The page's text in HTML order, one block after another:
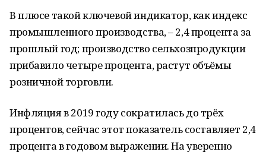
В плюсе такой ключевой индикатор, как индекс
промышленного производства, – 2,4 процента за
прошлый год; производство сельхозпродукции
прибавило четыре процента, растут объёмы
розничной торговли.
Инфляция в 2019 году сократилась до трёх
процентов, сейчас этот показатель составляет 2,4
процента в годовом выражении. На уверенно